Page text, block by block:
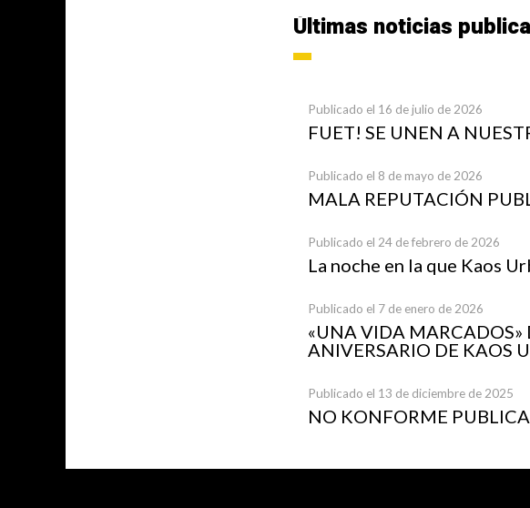
Últimas noticias
Publicado el 16 de julio de 2026
FUET! SE UNEN A
Publicado el 8 de mayo de 2026
MALA REPUTACIÓN
Publicado el 24 de febrero de 2026
La noche en la que Kaos
Publicado el 7 de enero de 2026
«UNA VIDA
ANIVERSARIO DE KAOS
Publicado el 13 de diciembre de 2025
NO KONFORME